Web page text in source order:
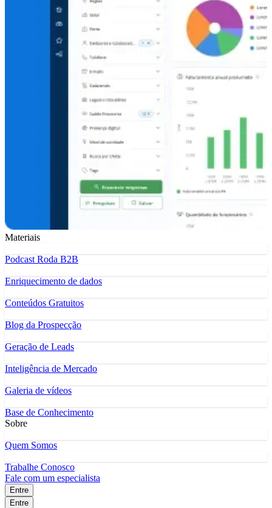
Materiais
Podcast Roda B2B
Enriquecimento de dados
Conteúdos Gratuitos
Blog da Prospecção
Geração de Leads
Inteligência de Mercado
Galeria de vídeos
Base de Conhecimento
Sobre
Quem Somos
Trabalhe Conosco
Fale com um especialista
Entre
Entre